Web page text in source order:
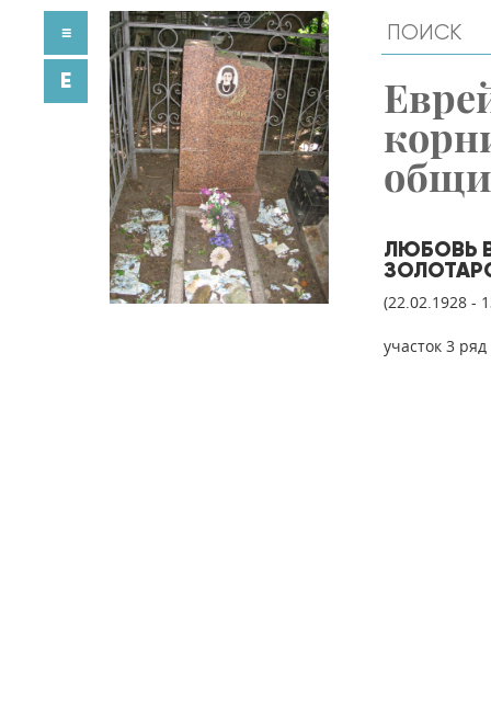
ЛЮБОВЬ
(22.02.1928 -
участок 3
≡
E